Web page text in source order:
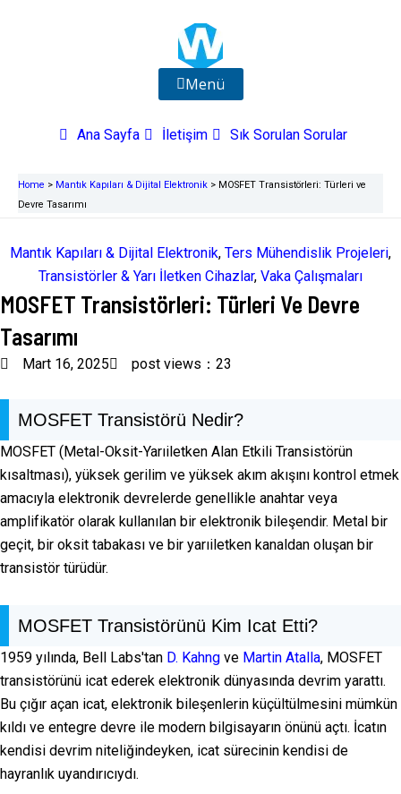
Menü
Ana Sayfa İletişim Sık Sorulan Sorular
Home > Mantık Kapıları & Dijital Elektronik > MOSFET Transistörleri: Türleri ve
Devre Tasarımı
Mantık Kapıları & Dijital Elektronik, Ters Mühendislik Projeleri,
Transistörler & Yarı İletken Cihazlar, Vaka Çalışmaları
MOSFET Transistörleri: Türleri Ve Devre
Tasarımı
Mart 16, 2025 post views：23
MOSFET Transistörü Nedir?
MOSFET (Metal-Oksit-Yarıiletken Alan Etkili Transistörün
kısaltması), yüksek gerilim ve yüksek akım akışını kontrol etmek
amacıyla elektronik devrelerde genellikle anahtar veya
amplifikatör olarak kullanılan bir elektronik bileşendir. Metal bir
geçit, bir oksit tabakası ve bir yarıiletken kanaldan oluşan bir
transistör türüdür.
MOSFET Transistörünü Kim Icat Etti?
1959 yılında, Bell Labs'tan D. Kahng ve Martin Atalla, MOSFET
transistörünü icat ederek elektronik dünyasında devrim yarattı.
Bu çığır açan icat, elektronik bileşenlerin küçültülmesini mümkün
kıldı ve entegre devre ile modern bilgisayarın önünü açtı. İcatın
kendisi devrim niteliğindeyken, icat sürecinin kendisi de
hayranlık uyandırıcıydı.